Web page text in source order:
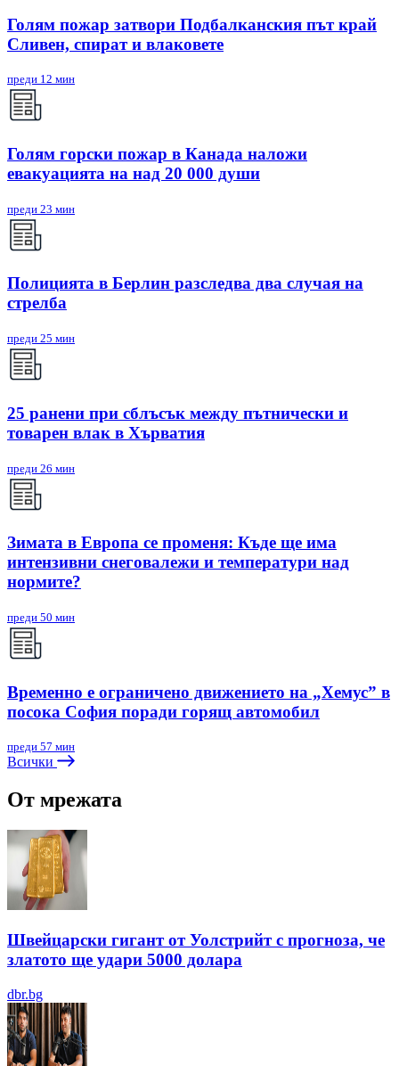
Голям пожар затвори Подбалканския път край
Сливен, спират и влаковете
преди 12 мин
Голям горски пожар в Канада наложи
евакуацията на над 20 000 души
преди 23 мин
Полицията в Берлин разследва два случая на
стрелба
преди 25 мин
25 ранени при сблъсък между пътнически и
товарен влак в Хърватия
преди 26 мин
Зимата в Европа се променя: Къде ще има
интензивни снеговалежи и температури над
нормите?
преди 50 мин
Временно е ограничено движението на „Хемус” в
посока София поради горящ автомобил
преди 57 мин
Всички
От мрежата
Швейцарски гигант от Уолстрийт с прогноза, че
златото ще удари 5000 долара
dbr.bg